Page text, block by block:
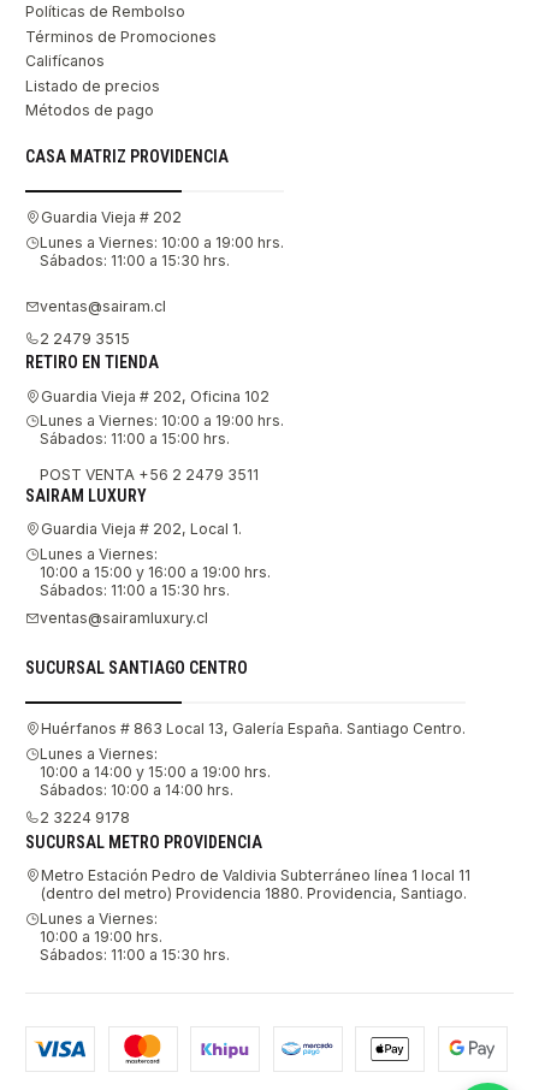
Políticas de Rembolso
Términos de Promociones
Califícanos
Listado de precios
Métodos de pago
CASA MATRIZ PROVIDENCIA
Guardia Vieja # 202
Lunes a Viernes: 10:00 a 19:00 hrs.
Sábados: 11:00 a 15:30 hrs.
ventas@sairam.cl
2 2479 3515
RETIRO EN TIENDA
Guardia Vieja # 202, Oficina 102
Lunes a Viernes: 10:00 a 19:00 hrs.
Sábados: 11:00 a 15:00 hrs.
POST VENTA +56 2 2479 3511
SAIRAM LUXURY
Guardia Vieja # 202, Local 1.
Lunes a Viernes:
10:00 a 15:00 y 16:00 a 19:00 hrs.
Sábados: 11:00 a 15:30 hrs.
ventas@sairamluxury.cl
SUCURSAL SANTIAGO CENTRO
Huérfanos # 863 Local 13, Galería España. Santiago Centro.
Lunes a Viernes:
10:00 a 14:00 y 15:00 a 19:00 hrs.
Sábados: 10:00 a 14:00 hrs.
2 3224 9178
SUCURSAL METRO PROVIDENCIA
Metro Estación Pedro de Valdivia Subterráneo línea 1 local 11
(dentro del metro) Providencia 1880. Providencia, Santiago.
Lunes a Viernes:
10:00 a 19:00 hrs.
Sábados: 11:00 a 15:30 hrs.